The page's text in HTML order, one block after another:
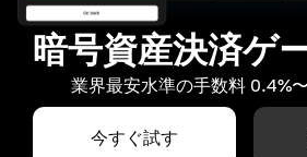
暗号資産決済ゲ
業界最安水準の手数料 0.4%
今すぐ試す